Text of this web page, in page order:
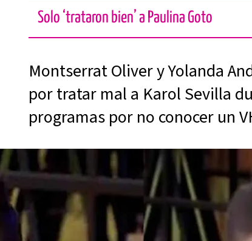
Solo ‘trataron bien’ a Paulina Goto
Montserrat Oliver y Yolanda
por tratar mal a Karol Sevilla
programas por no conocer un